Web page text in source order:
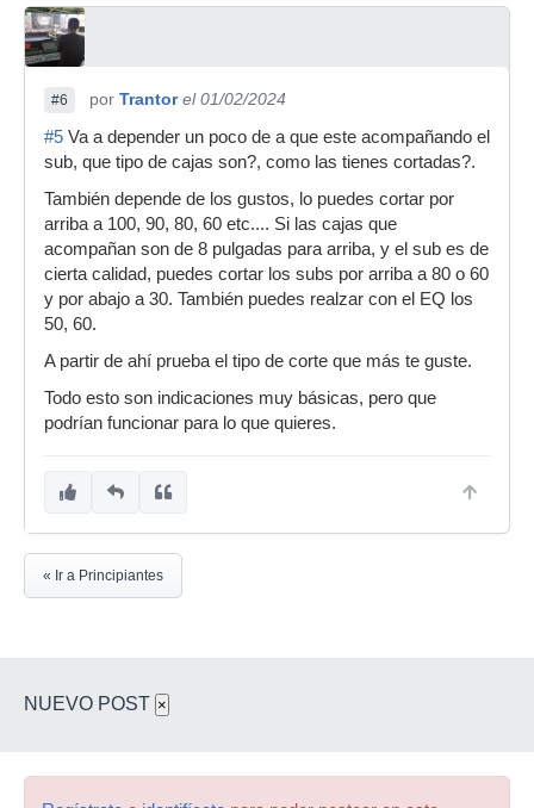
#6 por Trantor el 01/02/2024
#5 Va a depender un poco de a que este acompañando el
sub, que tipo de cajas son?, como las tienes cortadas?.
También depende de los gustos, lo puedes cortar por
arriba a 100, 90, 80, 60 etc.... Si las cajas que
acompañan son de 8 pulgadas para arriba, y el sub es de
cierta calidad, puedes cortar los subs por arriba a 80 o 60
y por abajo a 30. También puedes realzar con el EQ los
50, 60.
A partir de ahí prueba el tipo de corte que más te guste.
Todo esto son indicaciones muy básicas, pero que
podrían funcionar para lo que quieres.
« Ir a Principiantes
NUEVO POST ×